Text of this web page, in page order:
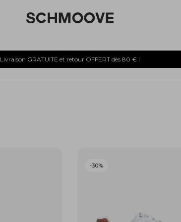
Livraison GRATUITE et retour OFFERT dès 80 € !
-30%